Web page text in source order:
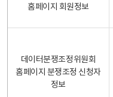
홈페이지 회원정보
데이터분쟁조정위원회
홈페이지 분쟁조정 신청자
정보